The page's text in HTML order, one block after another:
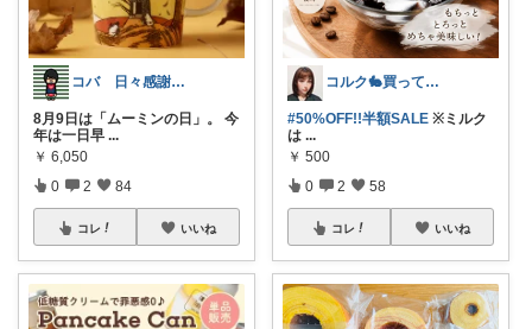
コバ 日々感謝✨私のすきなもの帖✨
8月9日は「ムーミンの日」。 今
年は一日早 ...
￥ 6,050
0 2 84
コレ いいね
コルク🐇買ってよかった！オリジナル写真
#50%OFF!!半額SALE ※ミルク
は ...
￥ 500
0 2 58
コレ いいね